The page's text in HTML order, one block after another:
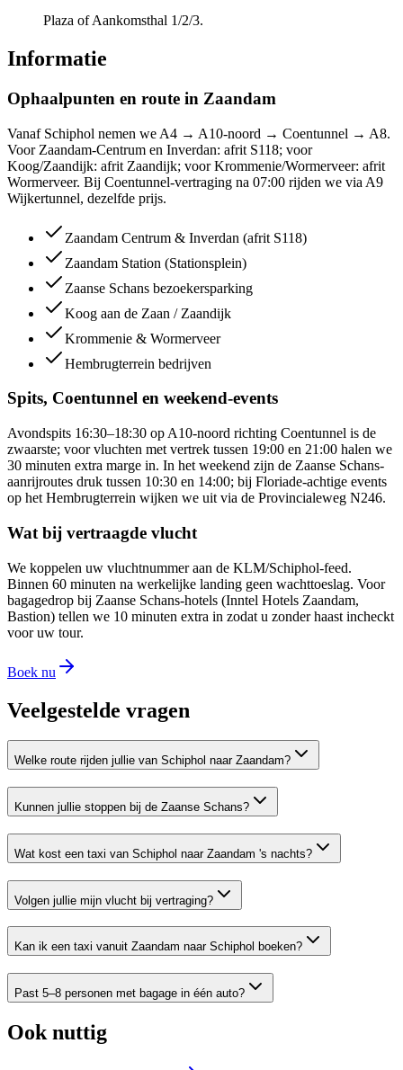
Plaza of Aankomsthal 1/2/3.
Informatie
Ophaalpunten en route in Zaandam
Vanaf Schiphol nemen we A4 → A10-noord → Coentunnel → A8.
Voor Zaandam-Centrum en Inverdan: afrit S118; voor
Koog/Zaandijk: afrit Zaandijk; voor Krommenie/Wormerveer: afrit
Wormerveer. Bij Coentunnel-vertraging na 07:00 rijden we via A9
Wijkertunnel, dezelfde prijs.
Zaandam Centrum & Inverdan (afrit S118)
Zaandam Station (Stationsplein)
Zaanse Schans bezoekersparking
Koog aan de Zaan / Zaandijk
Krommenie & Wormerveer
Hembrugterrein bedrijven
Spits, Coentunnel en weekend-events
Avondspits 16:30–18:30 op A10-noord richting Coentunnel is de
zwaarste; voor vluchten met vertrek tussen 19:00 en 21:00 halen we
30 minuten extra marge in. In het weekend zijn de Zaanse Schans-
aanrijroutes druk tussen 10:30 en 14:00; bij Floriade-achtige events
op het Hembrugterrein wijken we uit via de Provincialeweg N246.
Wat bij vertraagde vlucht
We koppelen uw vluchtnummer aan de KLM/Schiphol-feed.
Binnen 60 minuten na werkelijke landing geen wachttoeslag. Voor
bagagedrop bij Zaanse Schans-hotels (Inntel Hotels Zaandam,
Bastion) tellen we 10 minuten extra in zodat u zonder haast incheckt
voor uw tour.
Boek nu
Veelgestelde vragen
Welke route rijden jullie van Schiphol naar Zaandam?
Kunnen jullie stoppen bij de Zaanse Schans?
Wat kost een taxi van Schiphol naar Zaandam 's nachts?
Volgen jullie mijn vlucht bij vertraging?
Kan ik een taxi vanuit Zaandam naar Schiphol boeken?
Past 5–8 personen met bagage in één auto?
Ook nuttig